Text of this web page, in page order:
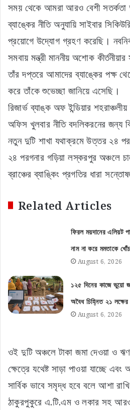
সময় থেকে আমরা আরও বেশী সতর্কতা
ব্যাঙ্কের নীতি অনুযায়ি সাইবার
প্রয়োগে উদ্যোগ গ্রহণ করেছি।
সমবায় মন্ত্রী মাননীয় অশোক
তাঁর দপ্তরে আমাদের ব্যাঙ্কের পক্ষ
করে তাঁকে শুভেচ্ছা জানিয়ে এসেছি।
রিজার্ভ ব্যাঙ্ক অফ ইন্ডিয়ার
অফিস খুলবার নীতি বদলিকরনের জন্য
নতুন দুটি শাখা যথাক্রমে উত্তর ২৪
২৪ পরগনার গড়িয়া লস্করপুর অঞ্চলে
ব্রাঞ্চের ব্যাঙ্কিং প্রগতির ধারা
Related Articles
ফিরল ময়দানের এলিয়ট
নাম না করে মমতাকে
August 6, 2026
১২৫ দিনের কাজে ভুয়ো
অবৈধ চিহ্নিত ২১ লক্ষের
August 6, 2026
ওই দুটি অঞ্চলে টাকা জমা দেওয়া ও
ক্ষেত্রে যথেষ্ট সাড়া পাওয়া যাচ্ছে
সার্বিক ভাবে সমৃদ্ধ হবে বলে আশা
ঠাকুরপুকুরে এ.টি.এম ও লকার সহ